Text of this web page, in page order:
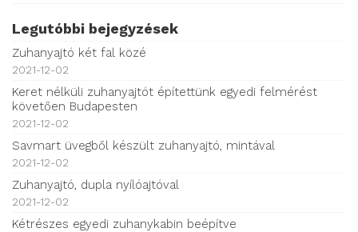
Legutóbbi bejegyzések
Zuhanyajtó két fal közé
2021-12-02
Keret nélküli zuhanyajtót építettünk egyedi felmérést
követően Budapesten
2021-12-02
Savmart üvegből készült zuhanyajtó, mintával
2021-12-02
Zuhanyajtó, dupla nyílóajtóval
2021-12-02
Kétrészes egyedi zuhanykabin beépítve